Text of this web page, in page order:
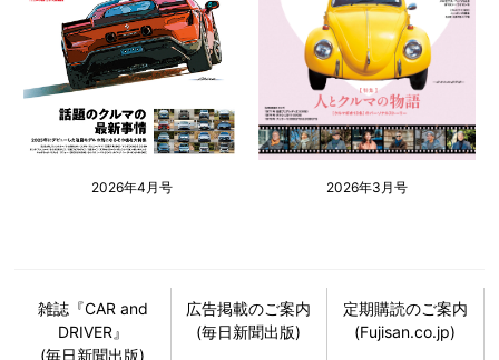
2026年4月号 2026年3月号
雑誌『CAR and
DRIVER』
(毎日新聞出版)
広告掲載のご案内
(毎日新聞出版)
定期購読のご案内
(Fujisan.co.jp)